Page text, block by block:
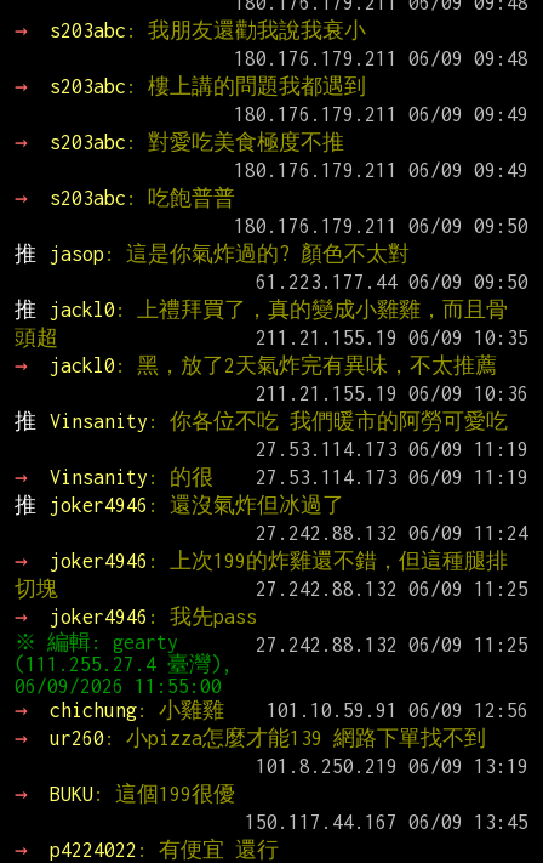
→
s203abc : 我朋友還勸我說我衰小
→
s203abc : 樓上講的問題我都遇到
→
s203abc : 對愛吃美食極度不推
→
s203abc : 吃飽普普
推
jasop : 這是你氣炸過的? 顏色不太對
推
jackl0 : 上禮拜買了，真的變成小雞雞，而且骨
頭超
→
jackl0 : 黑，放了2天氣炸完有異味，不太推薦
推
Vinsanity : 你各位不吃 我們暖市的阿勞可愛吃
→
Vinsanity : 的很
推
joker4946 : 還沒氣炸但冰過了
→
joker4946 : 上次199的炸雞還不錯，但這種腿排
切塊
→
joker4946 : 我先pass
※ 編輯: gearty
(111.255.27.4 臺灣),
→
chichung: 小雞雞
→
ur260 : 小pizza怎麼才能139 網路下單找不到
→
BUKU: 這個199很優
→
p4224022 : 有便宜 還行